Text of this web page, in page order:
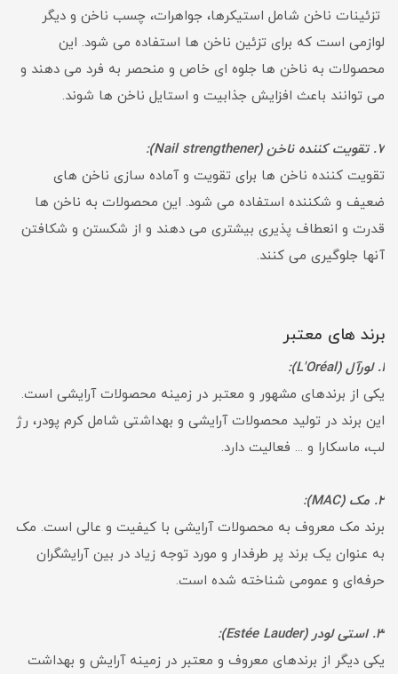
تزئینات ناخن شامل استیکرها، جواهرات، چسب ناخن و دیگر
لوازمی است که برای تزئین ناخن ها استفاده می شود. این
محصولات به ناخن ها جلوه ای خاص و منحصر به فرد می دهند و
می توانند باعث افزایش جذابیت و استایل ناخن ها شوند.
7. تقویت کننده ناخن (Nail strengthener):
تقویت کننده ناخن ها برای تقویت و آماده سازی ناخن های
ضعیف و شکننده استفاده می شود. این محصولات به ناخن ها
قدرت و انعطاف پذیری بیشتری می دهند و از شکستن و شکافتن
آنها جلوگیری می کنند.
برند های معتبر
1. لورآل (L'Oréal):
یکی از برندهای مشهور و معتبر در زمینه محصولات آرایشی است.
این برند در تولید محصولات آرایشی و بهداشتی شامل کرم پودر، رژ
لب، ماسکارا و ... فعالیت دارد.
2. مک (MAC):
برند مک معروف به محصولات آرایشی با کیفیت و عالی است. مک
به عنوان یک برند پر طرفدار و مورد توجه زیاد در بین آرایشگران
حرفه‌ای و عمومی شناخته شده است.
3. استی لودر (Estée Lauder):
یکی دیگر از برندهای معروف و معتبر در زمینه آرایش و بهداشت